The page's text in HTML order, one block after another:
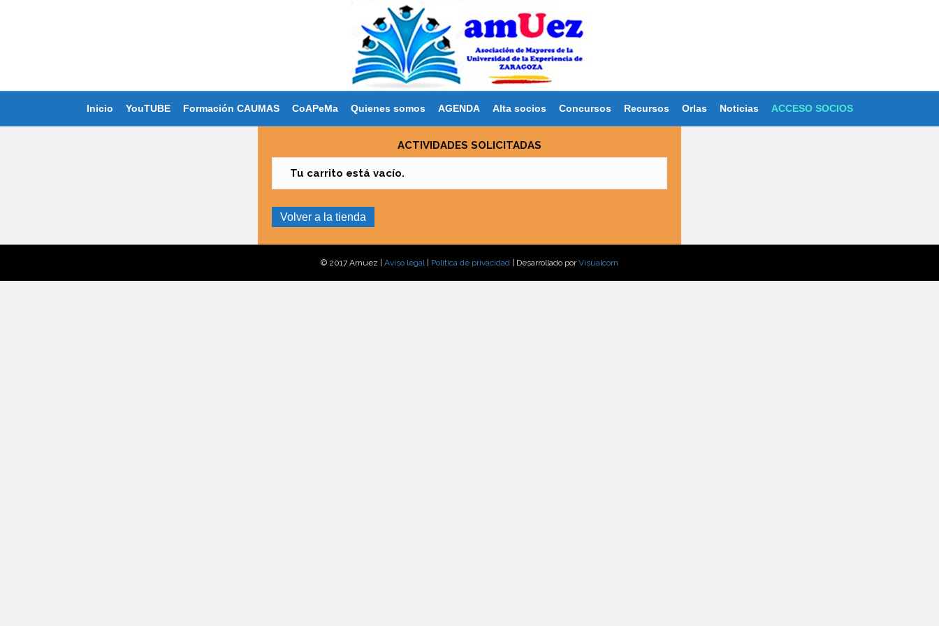
Inicio YouTUBE Formación CAUMAS CoAPeMa Quienes somos AGENDA Alta socios Concursos Recursos Orlas Noticias ACCESO SOCIOS
ACTIVIDADES SOLICITADAS
Tu carrito está vacío.
Volver a la tienda
© 2017 Amuez | Aviso legal| Política de privacidad | Desarrollado porVisualcom